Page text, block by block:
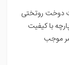
دوخت روتختی
با کیفیت
موجب